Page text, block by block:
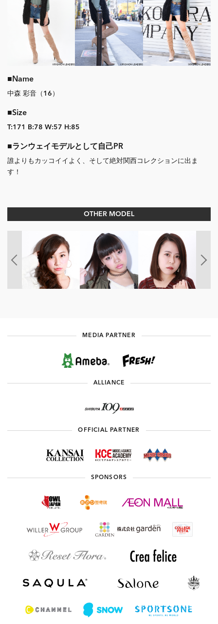
■Name
中森 彩音（16）
■Size
T:171 B:78 W:57 H:85
■ランウェイモデルとして自己PR
誰よりもカッコイイよく、そして絶対関西コレクションに出ま
す！
OTHER MODEL
MEDIA PARTNER
ALLIANCE
OFFICIAL PARTNER
SPONSORS